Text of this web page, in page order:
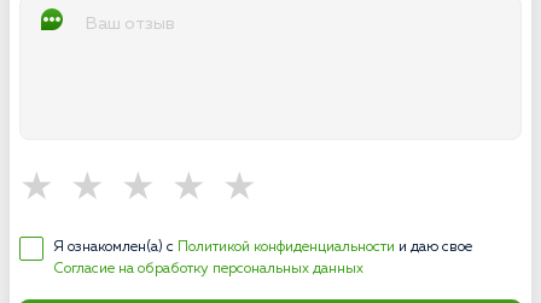
Я ознакомлен(а) с Политикой конфиденциальности и даю свое
Согласие на обработку персональных данных